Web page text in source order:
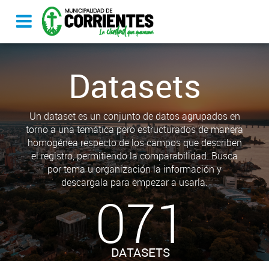
Datasets
Un dataset es un conjunto de datos agrupados en
torno a una temática pero estructurados de manera
homogénea respecto de los campos que describen
el registro, permitiendo la comparabilidad. Busca
por tema u organización la información y
descargala para empezar a usarla.
071
DATASETS